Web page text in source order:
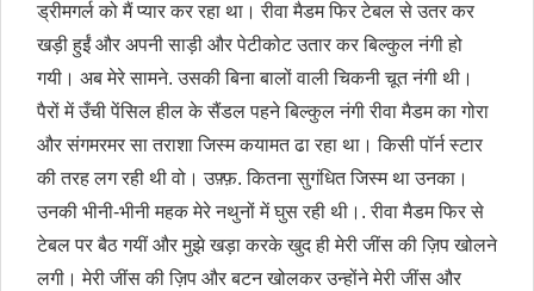
ड्रीमगर्ल को मैं प्यार कर रहा था। रीवा मैडम फिर टेबल से उतर कर
खड़ी हुईं और अपनी साड़ी और पेटीकोट उतार कर बिल्कुल नंगी हो
गयी। अब मेरे सामने. उसकी बिना बालों वाली चिकनी चूत नंगी थी।
पैरों में उँची पेंसिल हील के सैंडल पहने बिल्कुल नंगी रीवा मैडम का गोरा
और संगमरमर सा तराशा जिस्म कयामत ढा रहा था। किसी पॉर्न स्टार
की तरह लग रही थी वो। उफ़्फ़. कितना सुगंधित जिस्म था उनका।
उनकी भीनी-भीनी महक मेरे नथुनों में घुस रही थी।. रीवा मैडम फिर से
टेबल पर बैठ गयीं और मुझे खड़ा करके खुद ही मेरी जींस की ज़िप खोलने
लगी। मेरी जींस की ज़िप और बटन खोलकर उन्होंने मेरी जींस और